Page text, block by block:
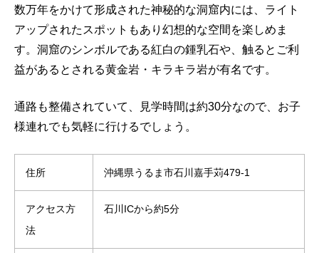
数万年をかけて形成された神秘的な洞窟内には、ライト
アップされたスポットもあり幻想的な空間を楽しめま
す。洞窟のシンボルである紅白の鍾乳石や、触るとご利
益があるとされる黄金岩・キラキラ岩が有名です。
通路も整備されていて、見学時間は約30分なので、お子
様連れでも気軽に行けるでしょう。
住所 沖縄県うるま市石川嘉手苅479-1
アクセス方
法
石川ICから約5分